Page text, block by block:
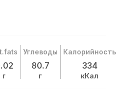
г
Углеводы
80.7
г
Калорийность
334
кКал